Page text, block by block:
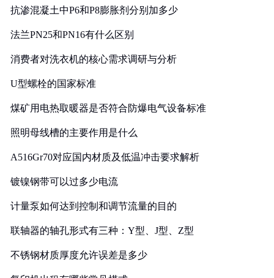
抗渗混凝土中P6和P8膨胀剂分别加多少
法兰PN25和PN16有什么区别
消费者对洗衣机的核心需求调研与分析
U型螺栓的国家标准
煤矿用电热取暖器是否符合防爆电气设备标准
照明母线槽的主要作用是什么
A516Gr70对应国内材质及低温冲击要求解析
镀镍钢带可以过多少电流
计量泵如何达到控制和调节流量的目的
联轴器的轴孔形式有三种：Y型、J型、Z型
不锈钢材质厚度允许误差是多少